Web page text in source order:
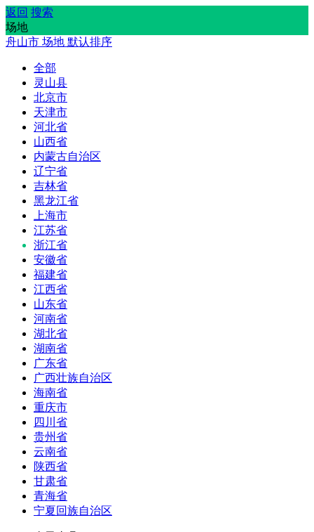
返回 搜索
场地
舟山市 场地 默认排序
全部
灵山县
北京市
天津市
河北省
山西省
内蒙古自治区
辽宁省
吉林省
黑龙江省
上海市
江苏省
浙江省
安徽省
福建省
江西省
山东省
河南省
湖北省
湖南省
广东省
广西壮族自治区
海南省
重庆市
四川省
贵州省
云南省
陕西省
甘肃省
青海省
宁夏回族自治区